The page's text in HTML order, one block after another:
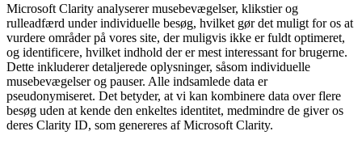
Microsoft Clarity analyserer musebevægelser, klikstier og
rulleadfærd under individuelle besøg, hvilket gør det muligt for os at
vurdere områder på vores site, der muligvis ikke er fuldt optimeret,
og identificere, hvilket indhold der er mest interessant for brugerne.
Dette inkluderer detaljerede oplysninger, såsom individuelle
musebevægelser og pauser. Alle indsamlede data er
pseudonymiseret. Det betyder, at vi kan kombinere data over flere
besøg uden at kende den enkeltes identitet, medmindre de giver os
deres Clarity ID, som genereres af Microsoft Clarity.